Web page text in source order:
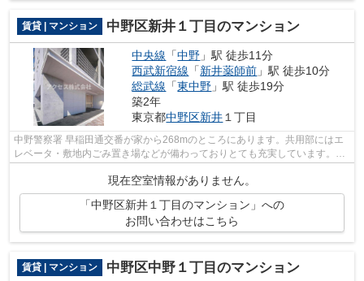
賃貸 | マンション 中野区新井１丁目のマンション
中央線 「中野 」駅 徒歩11分
西武新宿線 「新井薬師前 」駅 徒歩10分
総武線 「東中野 」駅 徒歩19分
築2年
東京都中野区新井 １丁目
中野警察署 早稲田通交番が家から268mのところにあります。共用部にはエ
レベータ・敷地内ごみ置き場などが備わっておりとても充実しています。通
風良好で常に新鮮な空気を送り込む物件...
現在空室情報がありません。
「中野区新井１丁目のマンション」への
お問い合わせはこちら
賃貸 | マンション 中野区中野１丁目のマンション